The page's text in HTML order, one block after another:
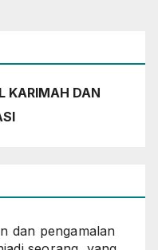
KARIMAH DAN
dan pengamalan